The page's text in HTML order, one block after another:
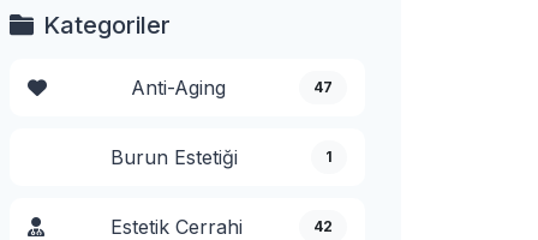
Kategoriler
Anti-Aging 47
Burun Estetiği 1
Estetik Cerrahi 42